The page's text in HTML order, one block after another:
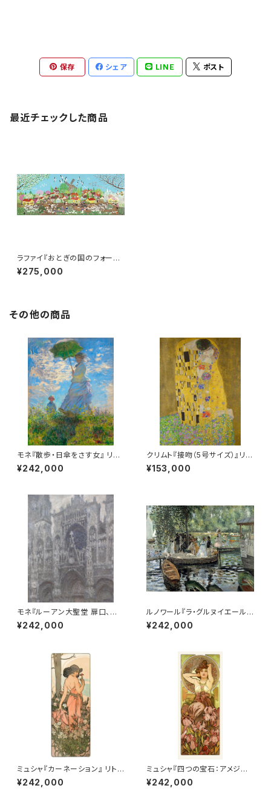
保存 シェア LINE ポスト
最近チェックした商品
ラファイ『おとぎの国のフォーシ
ーズンズ』リトグラフ・送料無料・
新品額装・UVカットアクリル仕
¥275,000
その他の商品
モネ『散歩・日傘をさす女』 リト
グラフ・送料無料・新品額装・UV
カットアクリル仕様
¥242,000
クリムト『接吻（5号サイズ）』リト
グラフ・送料無料・新品額装・UV
カットアクリル仕様
¥153,000
モネ『ルーアン大聖堂 扉口、曇
天』 リトグラフ・送料無料・新品
額装・UVカットアクリル仕様
¥242,000
ルノワール『ラ・グルヌイエール』
リトグラフ・送料無料・新品額装・
UVカットアクリル仕様
¥242,000
ミュシャ『カーネーション』 リトグ
ラフ・送料無料・新品額装・UVカ
ットアクリル仕様
¥242,000
ミュシャ『四つの宝石：アメジス
ト』 リトグラフ・送料無料・新品額
装・UVカットアクリル仕様
¥242,000